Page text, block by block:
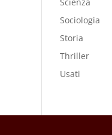
Sociologia
Storia
Thriller
Usati